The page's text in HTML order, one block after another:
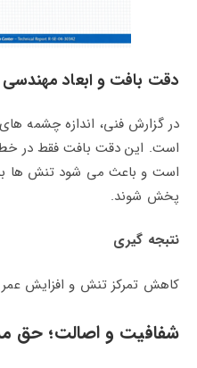
دقت بافت و ابعاد
در گزارش فنی، اندازه چشمه‌
است. این دقت بافت فقط در
است و باعث می‌ شود تنش‌ ها
پخش شوند.
نتبجه گیری
کاهش تمرکز تنش و افزایش
شفافیت و اصالت؛ حق